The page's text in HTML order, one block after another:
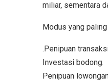
miliar, sementara
Modus yang
.Penipuan
Investasi bodong.
Penipuan